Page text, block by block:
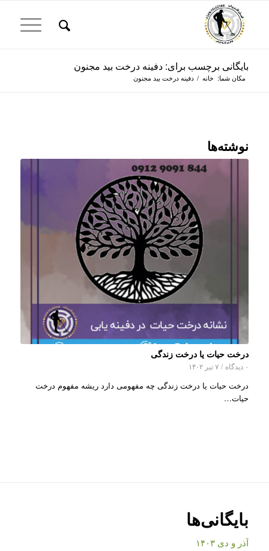
بایگانی برچسب برای: دفینه درخت بید مجنون
مکان شما: خانه / دفینه درخت بید مجنون
نوشته‌ها
درخت حیات یا درخت زندگی
۰ دیدگاه / ۷ تیر ۱۴۰۲
درخت حیات یا درخت زندگی چه مفهومی دارد ریشه مفهوم درخت
حیات…
بایگانی‌ها
آذر و دی ۱۴۰۳